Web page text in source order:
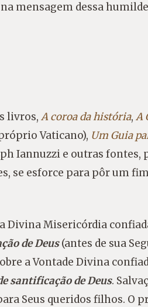
mensagem dessa
livros, A coroa da história, A
Vaticano), Um Guia
Iannuzzi e outras fontes,
se esforce para pôr um
Divina Misericórdia
de Deus(antes de sua
a Vontade Divina
santificação de Deus.
Seus queridos filhos. O